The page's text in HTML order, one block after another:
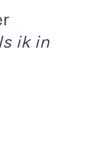
ik in